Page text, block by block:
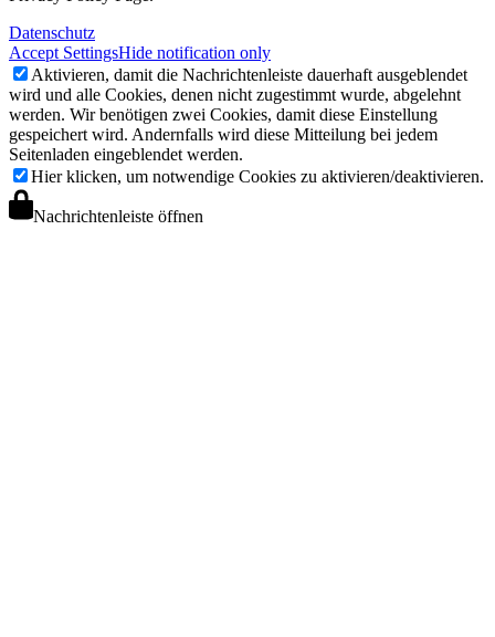
Datenschutz
Accept SettingsHide notification only
Aktivieren, damit die Nachrichtenleiste dauerhaft ausgeblendet
wird und alle Cookies, denen nicht zugestimmt wurde, abgelehnt
werden. Wir benötigen zwei Cookies, damit diese Einstellung
gespeichert wird. Andernfalls wird diese Mitteilung bei jedem
Seitenladen eingeblendet werden.
Hier klicken, um notwendige Cookies zu aktivieren/deaktivieren.
Nachrichtenleiste öffnen